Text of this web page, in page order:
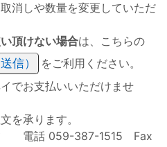
消しや数量を変更していただ
頂けない場合は、こちらの
信）
をご利用ください。
でお支払いいただけませ
を承ります。
電話 059-387-1515 Fax